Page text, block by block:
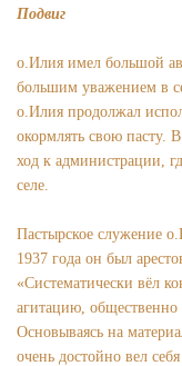
Подвиг
о.Илия имел большой
большим уважением в
о.Илия продолжал
окормлять свою пасту.
ход к администрации,
селе.
Пастырское служение
1937 года он был
«Систематически вёл
агитацию, общественно
Основываясь на
очень достойно вел